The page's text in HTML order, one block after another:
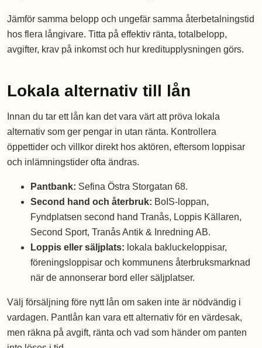
Jämför samma belopp och ungefär samma återbetalningstid
hos flera långivare. Titta på effektiv ränta, totalbelopp,
avgifter, krav på inkomst och hur kreditupplysningen görs.
Lokala alternativ till lån
Innan du tar ett lån kan det vara värt att pröva lokala
alternativ som ger pengar in utan ränta. Kontrollera
öppettider och villkor direkt hos aktören, eftersom loppisar
och inlämningstider ofta ändras.
Pantbank: Sefina Östra Storgatan 68.
Second hand och återbruk: BoIS-loppan,
Fyndplatsen second hand Tranås, Loppis Källaren,
Second Sport, Tranås Antik & Inredning AB.
Loppis eller säljplats: lokala bakluckeloppisar,
föreningsloppisar och kommunens återbruksmarknad
när de annonserar bord eller säljplatser.
Välj försäljning före nytt lån om saken inte är nödvändig i
vardagen. Pantlån kan vara ett alternativ för en värdesak,
men räkna på avgift, ränta och vad som händer om panten